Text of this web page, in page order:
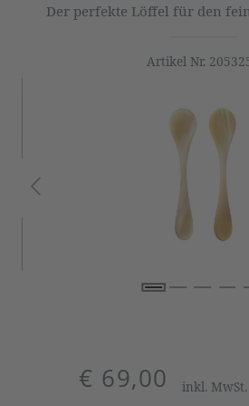
Der perfekte Löffel für den
Artikel Nr.
Bildergalerie überspringen
€ 69,00 inkl. MwSt.